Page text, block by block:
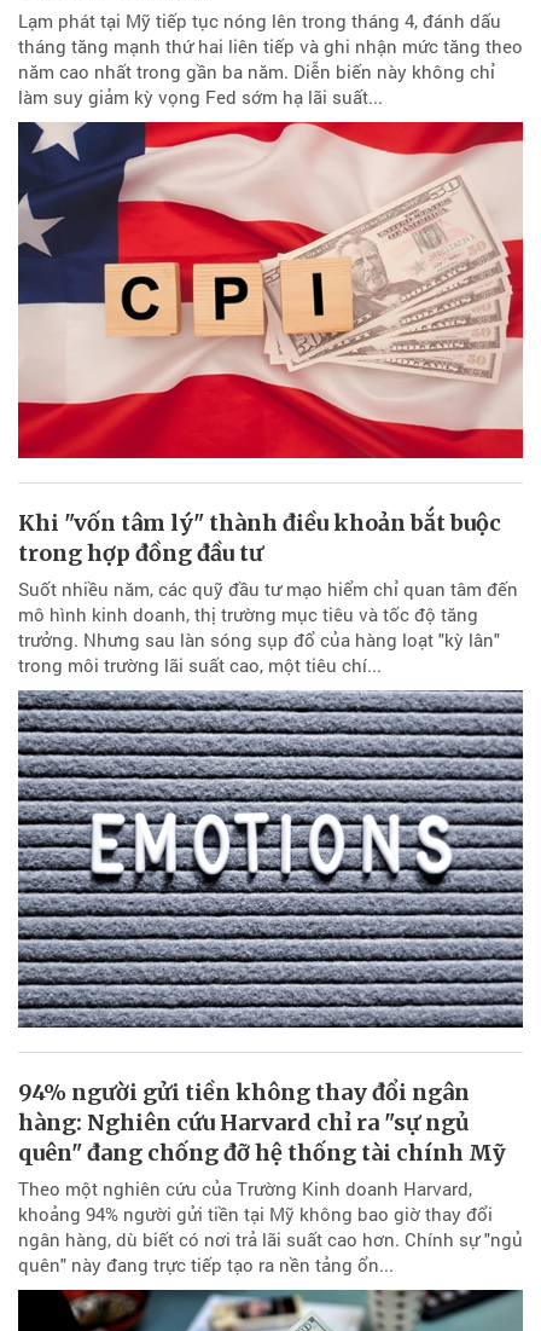
Lạm phát tại Mỹ tiếp tục nóng lên trong tháng 4, đánh dấu
tháng tăng mạnh thứ hai liên tiếp và ghi nhận mức tăng theo
năm cao nhất trong gần ba năm. Diễn biến này không chỉ
làm suy giảm kỳ vọng Fed sớm hạ lãi suất...
Khi "vốn tâm lý" thành điều khoản bắt buộc
trong hợp đồng đầu tư
Suốt nhiều năm, các quỹ đầu tư mạo hiểm chỉ quan tâm đến
mô hình kinh doanh, thị trường mục tiêu và tốc độ tăng
trưởng. Nhưng sau làn sóng sụp đổ của hàng loạt "kỳ lân"
trong môi trường lãi suất cao, một tiêu chí...
94% người gửi tiền không thay đổi ngân
hàng: Nghiên cứu Harvard chỉ ra "sự ngủ
quên" đang chống đỡ hệ thống tài chính Mỹ
Theo một nghiên cứu của Trường Kinh doanh Harvard,
khoảng 94% người gửi tiền tại Mỹ không bao giờ thay đổi
ngân hàng, dù biết có nơi trả lãi suất cao hơn. Chính sự "ngủ
quên" này đang trực tiếp tạo ra nền tảng ổn...